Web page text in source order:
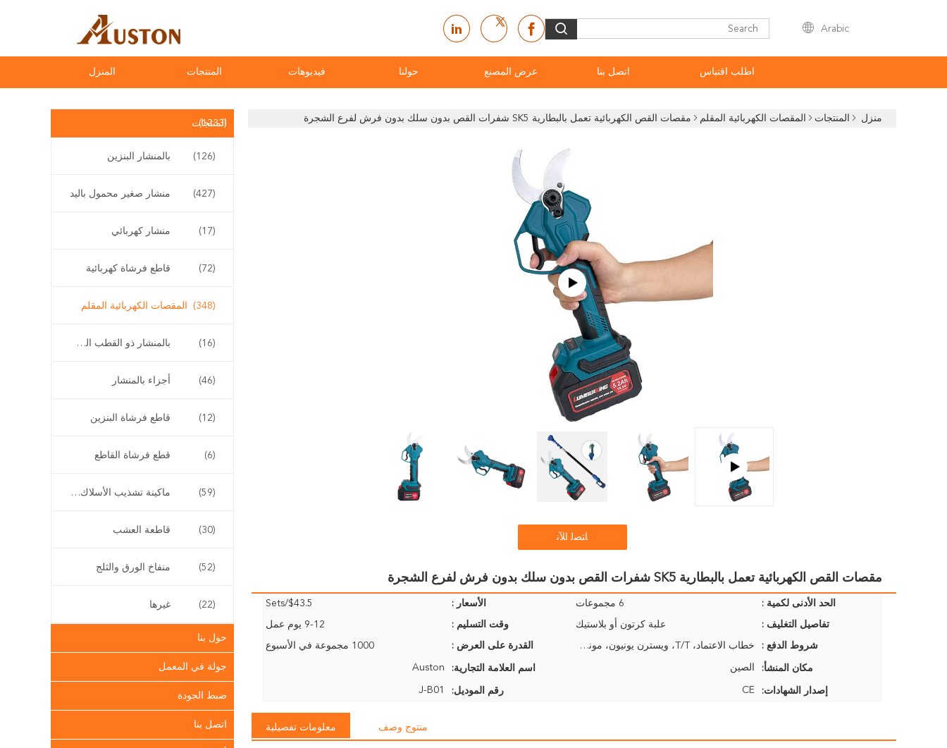
Arabic
المنزل المنتجات فيديوهات حولنا عرض المصنع اتصل بنا اطلب اقتباس
المنتجات(1233)
بالمنشار البنزين (126)
منشار صغير محمول باليد (427)
منشار كهربائي (17)
قاطع فرشاة كهربائية (72)
المقصات الكهربائية المقلم (348)
بالمنشار ذو القطب الطويل (16)
أجزاء بالمنشار (46)
قاطع فرشاة البنزين (12)
قطع فرشاة القاطع (6)
ماكينة تشذيب الأسلاك اللاسلكية (59)
قاطعة العشب (30)
منفاخ الورق والثلج (52)
غيرها (22)
حول بنا
جولة في المعمل
ضبط الجودة
اتصل بنا
منزل المنتجات المقصات الكهربائية المقلم مقصات القص الكهربائية تعمل بالبطارية SK5 شفرات القص بدون سلك بدون فرش لفرع الشجرة
ﺎﺘﺼﻟ ﺍﻶﻧ
مقصات القص الكهربائية تعمل بالبطارية SK5 شفرات القص بدون سلك بدون فرش لفرع الشجرة
الحد الأدنى لكمية : 6 مجموعات الأسعار : $43.5/Sets
تفاصيل التغليف : علبة كرتون أو بلاستيك وقت التسليم : 9-12 يوم عمل
شروط الدفع : خطاب الاعتماد، T/T، ويسترن يونيون، موني جرام القدرة على العرض : 1000 مجموعة في الأسبوع
مكان المنشأ: الصين اسم العلامة التجارية: Auston
إصدار الشهادات: CE رقم الموديل: J-B01
معلومات تفصيلية منتوج وصف